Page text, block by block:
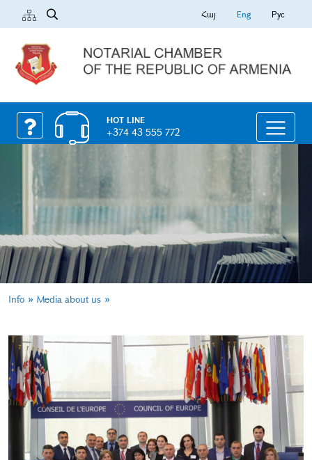
Հայ Eng Рус
HOT LINE
+374 43 555 772
Info » Media about us »